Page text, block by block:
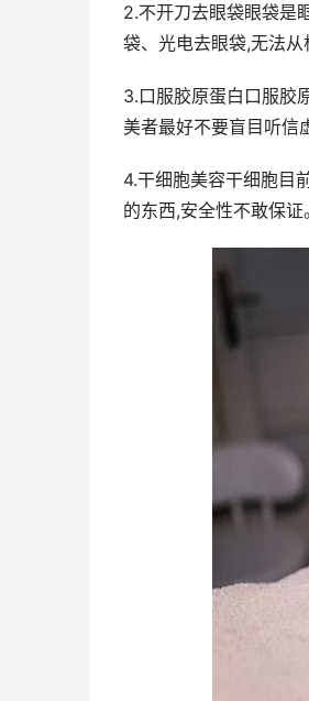
2.不开刀去眼袋眼袋是
袋、光电去眼袋,无法从
3.口服胶原蛋白口服胶
美者最好不要盲目听信
4.干细胞美容干细胞目
的东西,安全性不敢保证。